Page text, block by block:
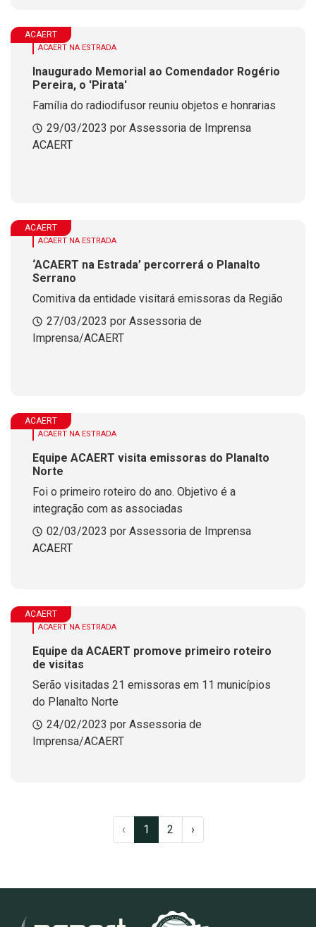
ACAERT
ACAERT NA ESTRADA
Inaugurado Memorial ao Comendador Rogério
Pereira, o 'Pirata'
Família do radiodifusor reuniu objetos e honrarias
29/03/2023 por Assessoria de Imprensa
ACAERT
ACAERT
ACAERT NA ESTRADA
‘ACAERT na Estrada’ percorrerá o Planalto
Serrano
Comitiva da entidade visitará emissoras da Região
27/03/2023 por Assessoria de
Imprensa/ACAERT
ACAERT
ACAERT NA ESTRADA
Equipe ACAERT visita emissoras do Planalto
Norte
Foi o primeiro roteiro do ano. Objetivo é a
integração com as associadas
02/03/2023 por Assessoria de Imprensa
ACAERT
ACAERT
ACAERT NA ESTRADA
Equipe da ACAERT promove primeiro roteiro
de visitas
Serão visitadas 21 emissoras em 11 municípios
do Planalto Norte
24/02/2023 por Assessoria de
Imprensa/ACAERT
‹ 1 2 ›